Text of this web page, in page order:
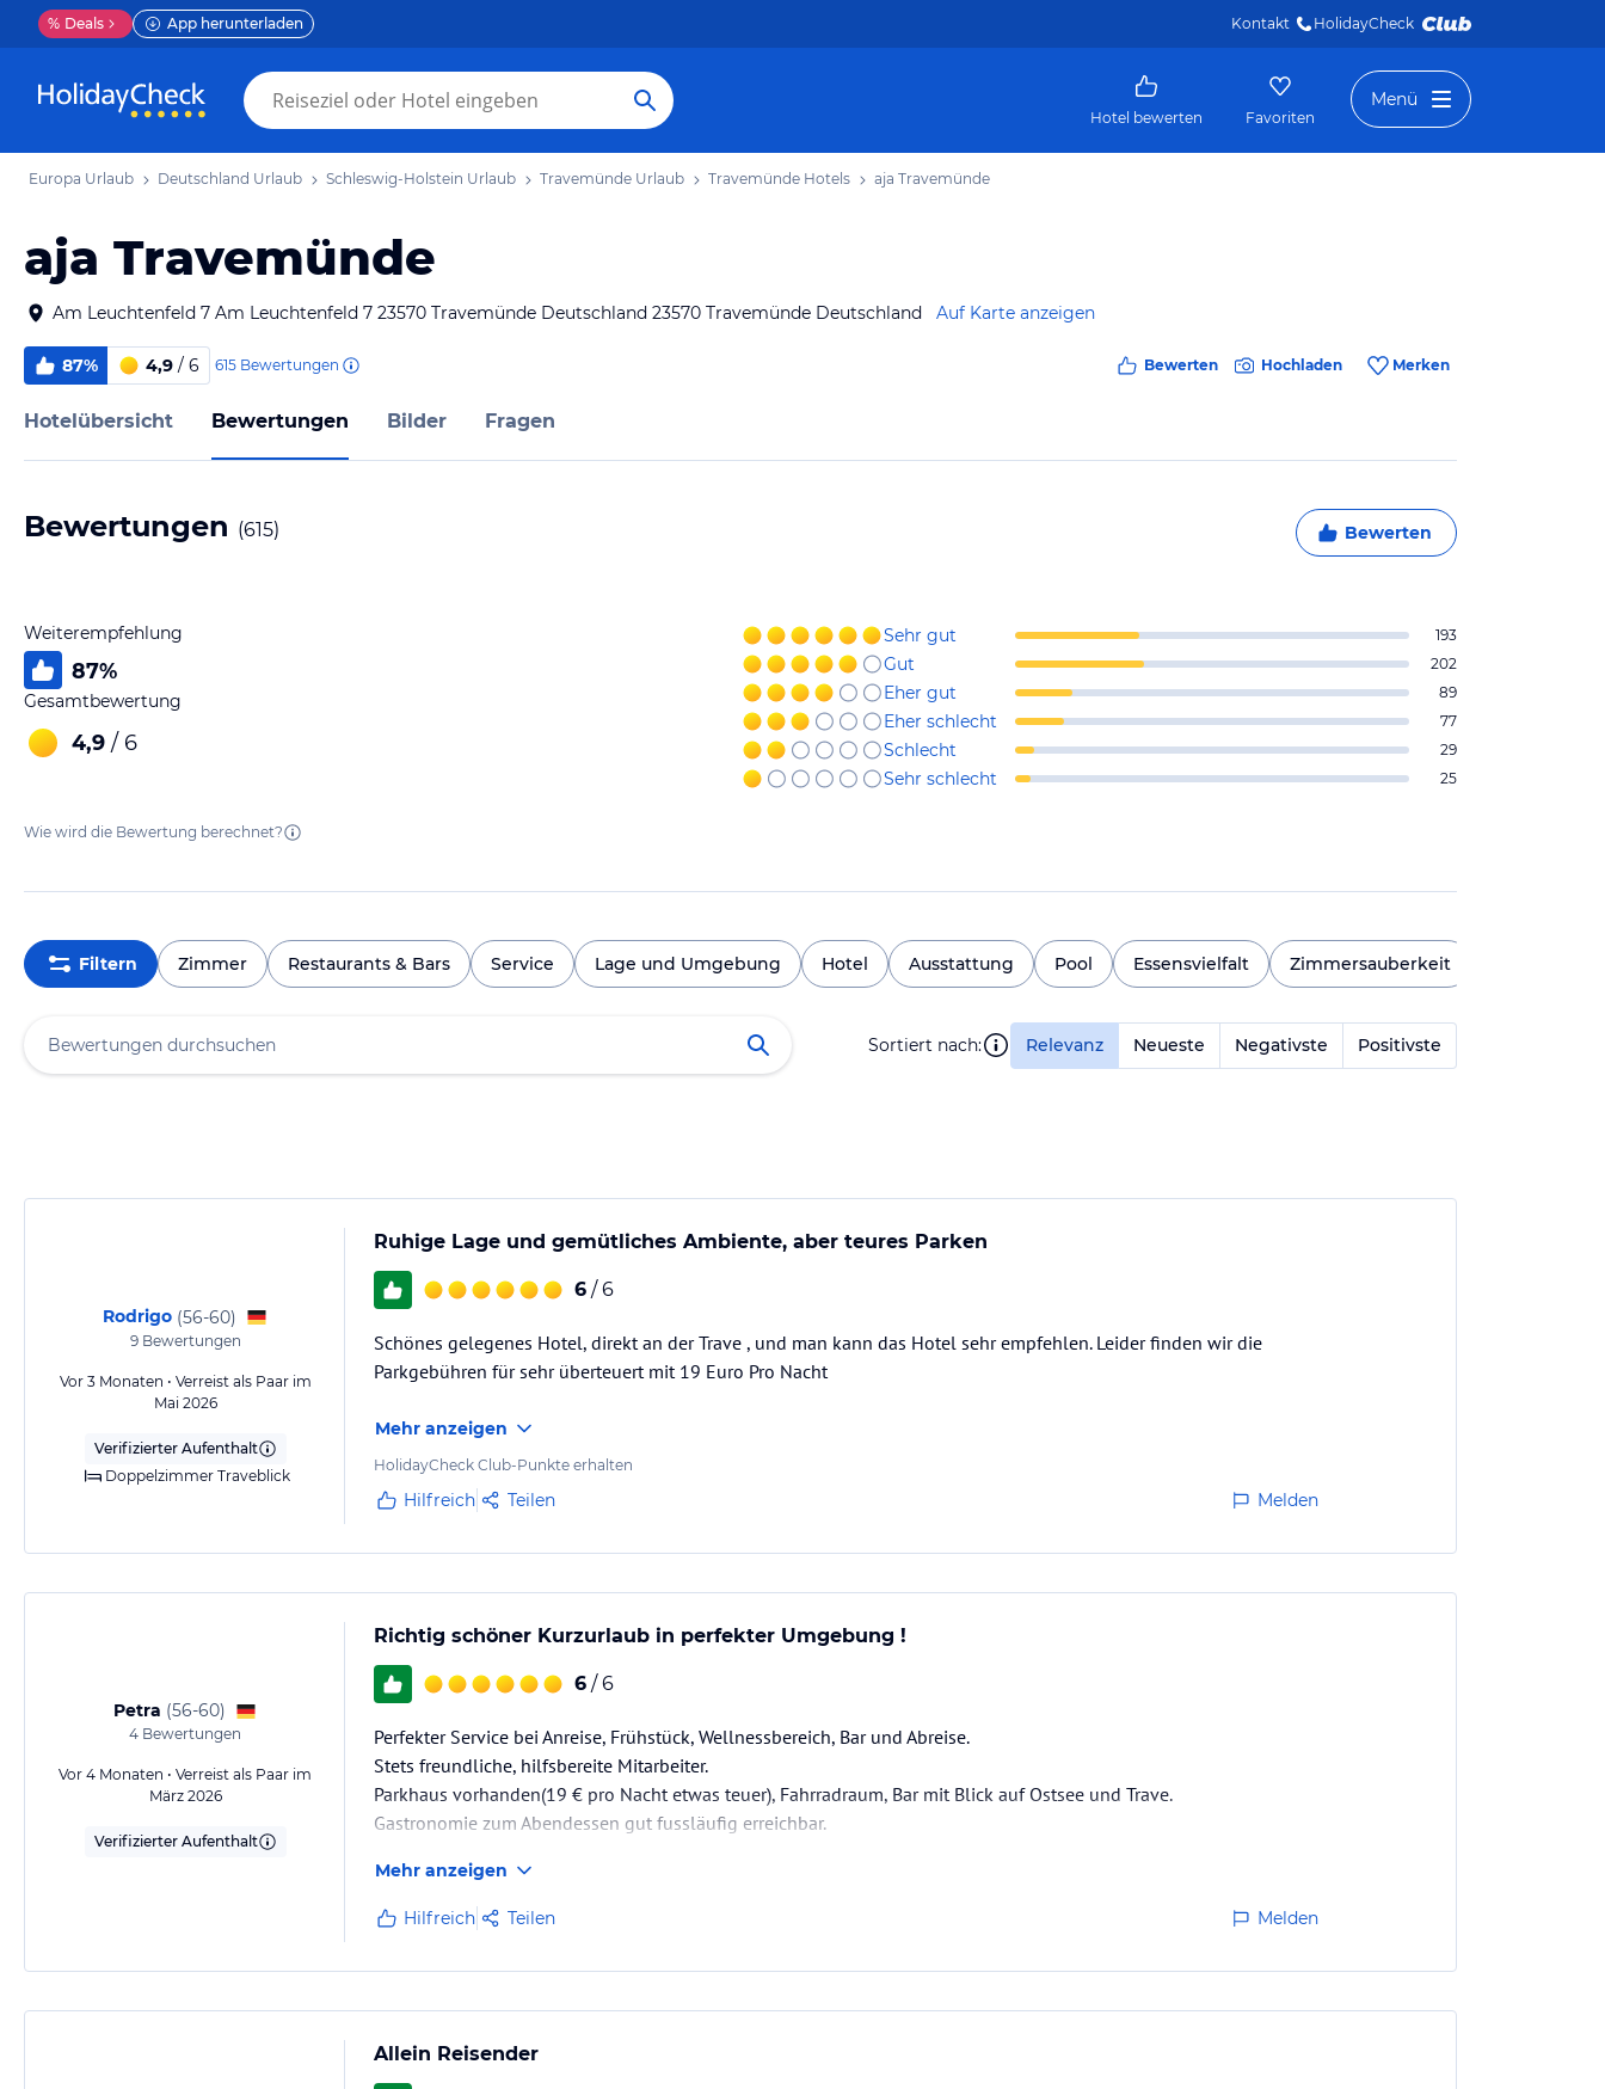
% Deals App herunterladen Kontakt HolidayCheck
Hotel bewerten Favoriten
Menü
Europa Urlaub Deutschland Urlaub Schleswig-Holstein Urlaub Travemünde Urlaub Travemünde Hotels aja Travemünde
aja Travemünde
Am Leuchtenfeld 7 Am Leuchtenfeld 7 23570 Travemünde Deutschland 23570 Travemünde Deutschland Auf Karte anzeigen
87% 4,9 / 6 615 Bewertungen Bewerten Hochladen Merken
Hotelübersicht Bewertungen Bilder Fragen
Bewertungen (615) Bewerten
Weiterempfehlung
87%
Gesamtbewertung
4,9 / 6
Sehr gut 193
Gut 202
Eher gut 89
Eher schlecht 77
Schlecht 29
Sehr schlecht 25
Wie wird die Bewertung berechnet?
Filtern Zimmer Restaurants & Bars Service Lage und Umgebung Hotel Ausstattung Pool Essensvielfalt Zimmersauberkeit
Sortiert nach: Relevanz Neueste Negativste Positivste
Rodrigo (56-60)
9Bewertungen
Vor 3 Monaten • Verreist als Paar im
Mai 2026
Verifizierter Aufenthalt
Doppelzimmer Traveblick
Ruhige Lage und gemütliches Ambiente, aber teures Parken
6 / 6
Schönes gelegenes Hotel, direkt an der Trave , und man kann das Hotel sehr empfehlen. Leider finden wir die
Parkgebühren für sehr überteuert mit 19 Euro Pro Nacht
Mehr anzeigen
HolidayCheck Club-Punkte erhalten
Hilfreich Teilen Melden
Petra (56-60)
4 Bewertungen
Vor 4 Monaten • Verreist als Paar im
März 2026
Verifizierter Aufenthalt
Richtig schöner Kurzurlaub in perfekter Umgebung !
6 / 6
Perfekter Service bei Anreise, Frühstück, Wellnessbereich, Bar und Abreise.
Stets freundliche, hilfsbereite Mitarbeiter.
Parkhaus vorhanden(19 € pro Nacht etwas teuer), Fahrradraum, Bar mit Blick auf Ostsee und Trave.
Gastronomie zum Abendessen gut fussläufig erreichbar.
Mehr anzeigen
Hilfreich Teilen Melden
Allein Reisender